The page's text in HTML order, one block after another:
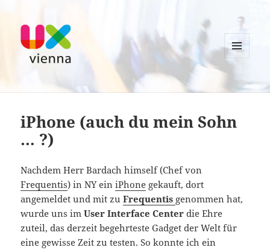
UXvienna
MENU
WIDGETS
iPhone (auch du mein Sohn
… ?)
Nachdem Herr Bardach himself (Chef von
Frequentis) in NY einiPhone gekauft, dort
angemeldet und mit zuFrequentis genommen hat,
wurde uns im User Interface Center die Ehre
zuteil, das derzeit begehrteste Gadget der Welt für
eine gewisse Zeit zu testen. So konnte ich ein